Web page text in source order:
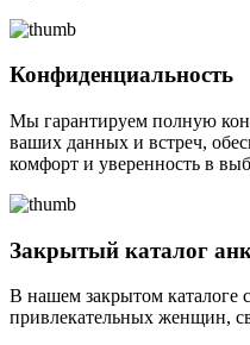
Конфиденциальность
Мы гарантируем полную
ваших данных и встреч,
комфорт и уверенность в
Закрытый каталог
В нашем закрытом каталоге
привлекательных женщин,